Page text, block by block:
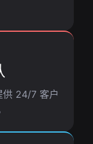
供 24/7 客户